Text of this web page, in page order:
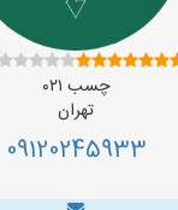
چسب ۰۲۱
تهران
09120245933